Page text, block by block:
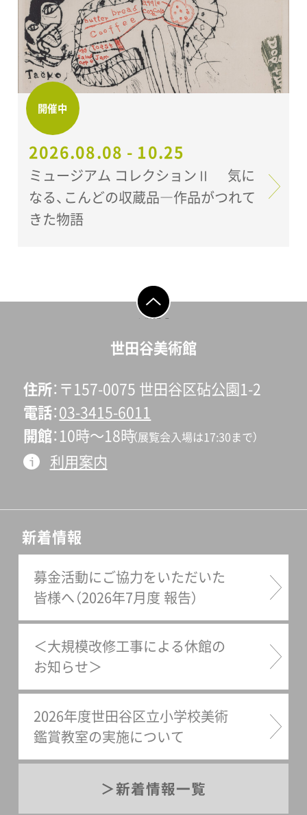
開催中
2026.08.08 - 10.25
ミュージアム コレクションⅡ 気に
なる、こんどの収蔵品―作品がつれて
きた物語
世田谷美術館
住所 〒157-0075 世田谷区砧公園1-2
電話 03-3415-6011
開館 10時〜18時（展覧会入場は17:30まで）
利用案内
新着情報
募金活動にご協力をいただいた
皆様へ（2026年7月度 報告）
＜大規模改修工事による休館の
お知らせ＞
2026年度世田谷区立小学校美術
鑑賞教室の実施について
新着情報一覧